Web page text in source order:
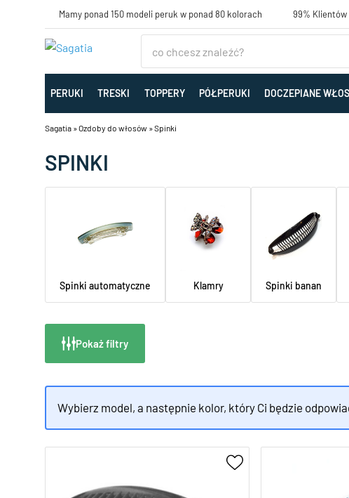
Mamy ponad 150 modeli peruk w ponad 80 kolorach 99%
PERUKI TRESKI TOPPERY PÓŁPERUKI DOCZEPIANE
Sagatia »Ozdoby do włosów »Spinki
SPINKI
Spinki automatyczne Klamry Spinki banan
Pokaż filtry
Wybierz model, a następnie kolor, który Ci będzie